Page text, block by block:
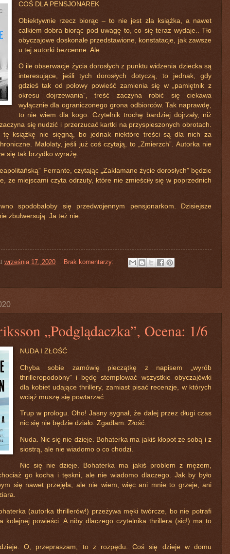
COŚ DLA PENSJONAREK
Obiektywnie rzecz biorąc – to nie jest zła książka, a nawet
całkiem dobra biorąc pod uwagę to, co się teraz wydaje.. Tło
obyczajowe doskonale przedstawione, konstatacje, jak zawsze
u tej autorki bezcenne. Ale…
O ile obserwacje życia dorosłych z punktu widzenia dziecka są
interesujące, jeśli tych dorosłych dotyczą, to jednak, gdy
gdzieś tak od połowy powieść zamienia się w „pamiętnik z
okresu dojrzewania”, treść zaczyna robić się ciekawa
wyłącznie dla ograniczonego grona odbiorców. Tak naprawdę,
to nie wiem dla kogo. Czytelnik trochę bardziej dojrzały, niż
się nudzić i przerzucać kartki na przyspieszonych obrotach.
tę książkę nie sięgną, bo jednak niektóre treści są dla nich za
Małolaty, jeśli już coś czytają, to „Zmierzch”. Autorka nie
się tak brzydko wyrażę.
Ferrante, czytając „Zakłamane życie dorosłych” będzie
że miejscami czyta odrzuty, które nie zmieściły się w poprzednich
spodobałoby się przedwojennym pensjonarkom. Dzisiejsze
zbulwersują. Ja też nie.
września 17, 2020
Brak komentarzy:
„Podglądaczka”, Ocena: 1/6
NUDA I ZŁOŚĆ
Chyba sobie zamówię pieczątkę z napisem „wyrób
thrilleropodobny” i będę stemplować wszystkie obyczajówki
dla kobiet udające thrillery, zamiast pisać recenzje, w których
wciąż muszę się powtarzać.
Trup w prologu. Oho! Jasny sygnał, że dalej przez długi czas
nic się nie będzie działo. Zgadłam. Złość.
Nuda. Nic się nie dzieje. Bohaterka ma jakiś kłopot ze sobą i z
siostrą, ale nie wiadomo o co chodzi.
Nic się nie dzieje. Bohaterka ma jakiś problem z mężem,
go kocha i tęskni, ale nie wiadomo dlaczego. Jak by było
się nawet przejęła, ale nie wiem, więc ani mnie to grzeje, ani
(autorka thrillerów!) przeżywa męki twórcze, bo nie potrafi
kolejnej powieści. A niby dlaczego czytelnika thrillera (sic!) ma to
O, przepraszam, to z rozpędu. Coś się dzieje w domu